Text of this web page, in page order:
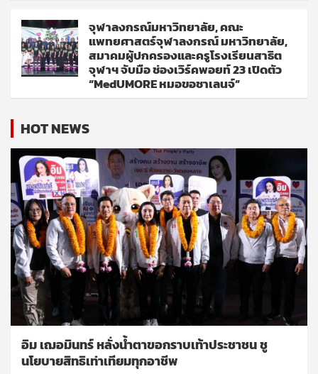
จุฬาลงกรณ์มหาวิทยาลัย, คณะ
แพทยศาสตร์จุฬาลงกรณ์ มหาวิทยาลัย,
สมาคมผู้ปกครองและครูโรงเรียนสาธิต
จุฬาฯ จับมือ ช่องเวิร์คพอยท์ 23 เปิดตัว
“MedUMORE หมอขอชาเลนจ์”
HOT NEWS
อิม เฌอมินทร์ หลั่งน้ำตาขอกราบเท้าประชาชน ชู
นโยบายสิทธิเท่าเทียมทุกอาชีพ